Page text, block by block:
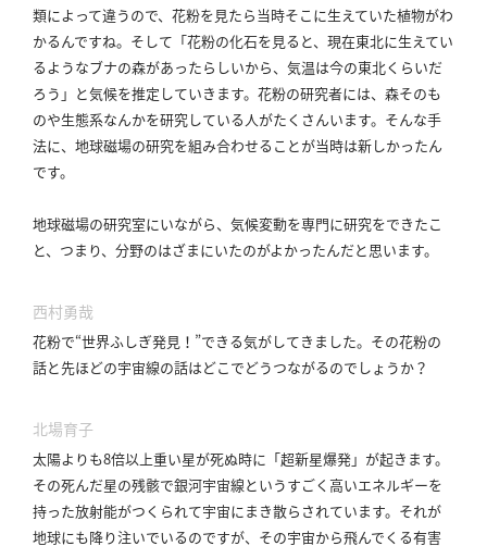
類によって違うので、花粉を見たら当時そこに生えていた植物がわ
かるんですね。 そして「花粉の化石を見ると、現在東北に生えてい
るようなブナの森があったらしいから、気温は今の東北くらいだ
ろう」と気候を推定していきます。 花粉の研究者には、森そのも
のや生態系なんかを研究している人がたくさんいます。 そんな手
法に、地球磁場の研究を組み合わせることが当時は新しかったん
です。
地球磁場の研究室にいながら、気候変動を専門に研究をできたこ
と、つまり、分野のはざまにいたのがよかったんだと思います。
西村勇哉
花粉で“世界ふしぎ発見！”できる気がしてきました。 その花粉の
話と先ほどの宇宙線の話はどこでどうつながるのでしょうか？
北場育子
太陽よりも8倍以上重い星が死ぬ時に「超新星爆発」が起きます。
その死んだ星の残骸で銀河宇宙線というすごく高いエネルギーを
持った放射能がつくられて宇宙にまき散らされています。 それが
地球にも降り注いでいるのですが、その宇宙から飛んでくる有害